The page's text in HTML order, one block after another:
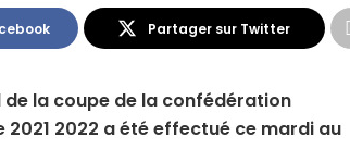
Partager sur Twitter
la coupe de la confédération
2022 a été effectué ce mardi au